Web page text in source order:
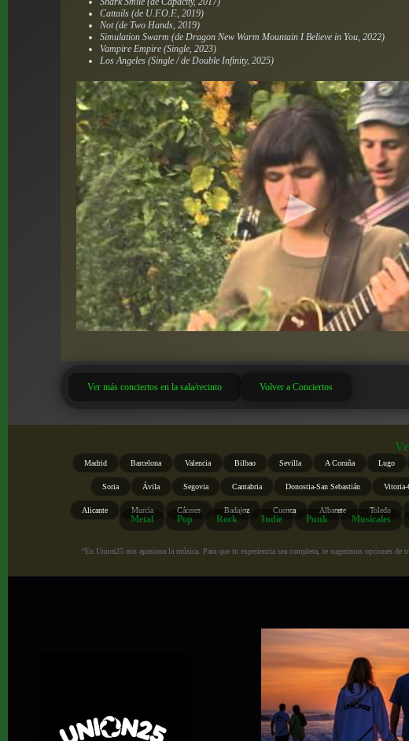
Cattails (de U.F.O.F., 2019)
Not (de Two Hands, 2019)
Simulation Swarm (de Dragon New Warm Mountain I Believe in You, 2022)
Vampire Empire (Single, 2023)
Los Angeles (Single / de Double Infinity, 2025)
Ver más conciertos en la sala/recinto Volver a Conciertos
Madrid Barcelona Valencia Bilbao Sevilla A Coruña Lugo
Soria Ávila Segovia Cantabria Donostia-San Sebastián Vitoria-
Alicante Murcia Cáceres Badajoz Cuenca Albacete Toledo
Metal Pop Rock Indie Punk Musicales
“En Union25 nos apasiona la música. Para que tu experiencia sea completa, te sugerimos opciones